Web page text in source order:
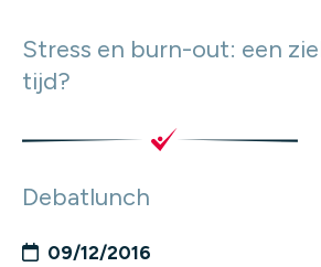
Stress en burn-out: een
tijd?
Debatlunch
09/12/2016